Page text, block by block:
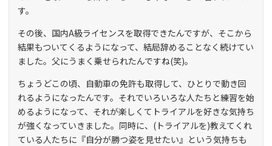
す。
その後、国内A級ライセンスを取得できたんですが、そこから
結果もついてくるようになって、結局辞めることなく続けてい
ました。父にうまく乗せられたんですね(笑)。
ちょうどこの頃、自動車の免許も取得して、ひとりで動き回
れるようになったんです。それでいろいろな人たちと練習を始
めるようになって、それが楽しくてトライアルを好きな気持ち
が強くなっていきました。同時に、(トライアルを)教えてくれ
ている人たちに『自分が勝つ姿を見せたい』という気持ちも